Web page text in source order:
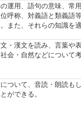
運用、語句の意味、常
呼称、対義語と類義語
また、それらの知識を
・漢文を読み、言葉や
会・自然などについて
ついて、音読・朗読も
ができる。